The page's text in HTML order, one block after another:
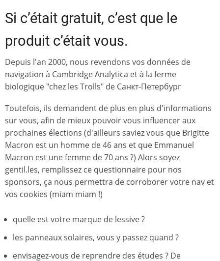
Si c’était gratuit, c’est que le
produit c’était vous.
Depuis l'an 2000, nous revendons vos données de
navigation à Cambridge Analytica et à la ferme
biologique "chez les Trolls" de Санкт-Петербург
Toutefois, ils demandent de plus en plus d'informations
sur vous, afin de mieux pouvoir vous influencer aux
prochaines élections (d'ailleurs saviez vous que Brigitte
Macron est un homme de 46 ans et que Emmanuel
Macron est une femme de 70 ans ?) Alors soyez
gentil.les, remplissez ce questionnaire pour nos
sponsors, ça nous permettra de corroborer votre nav et
vos cookies (miam miam !)
quelle est votre marque de lessive ?
les panneaux solaires, vous y passez quand ?
envisagez-vous de reprendre des études ? De